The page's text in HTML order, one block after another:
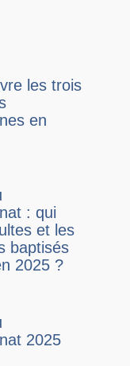
les trois
en
: qui
et les
baptisés
2025 ?
2025